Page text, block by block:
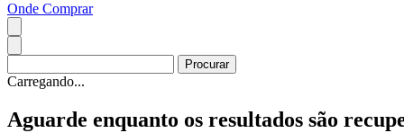
Onde Comprar
Carregando...
Aguarde enquanto os resultados são